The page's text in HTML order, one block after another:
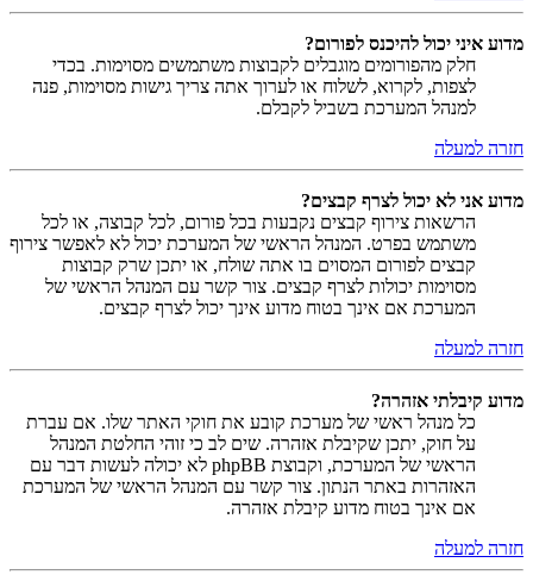
מדוע איני יכול להיכנס לפורום?
חלק מהפורומים מוגבלים לקבוצות משתמשים מסוימות. בכדי
לצפות, לקרוא, לשלוח או לערוך אתה צריך גישות מסוימות, פנה
למנהל המערכת בשביל לקבלם.
חזרה למעלה
מדוע אני לא יכול לצרף קבצים?
הרשאות צירוף קבצים נקבעות בכל פורום, לכל קבוצה, או לכל
משתמש בפרט. המנהל הראשי של המערכת יכול לא לאפשר צירוף
קבצים לפורום המסוים בו אתה שולח, או יתכן שרק קבוצות
מסוימות יכולות לצרף קבצים. צור קשר עם המנהל הראשי של
המערכת אם אינך בטוח מדוע אינך יכול לצרף קבצים.
חזרה למעלה
מדוע קיבלתי אזהרה?
כל מנהל ראשי של מערכת קובע את חוקי האתר שלו. אם עברת
על חוק, יתכן שקיבלת אזהרה. שים לב כי זוהי החלטת המנהל
הראשי של המערכת, וקבוצת phpBB לא יכולה לעשות דבר עם
האזהרות באתר הנתון. צור קשר עם המנהל הראשי של המערכת
אם אינך בטוח מדוע קיבלת אזהרה.
חזרה למעלה